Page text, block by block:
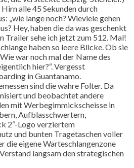
alle 45 Sekunden durch
„wie lange noch? Wieviele gehen
Hey, haben die da was geschenkt
Trailer sehe ich jetzt zum 512. Mal!
haben so leere Blicke. Ob sie
war noch mal der Name des
hier?“. Vergesst
in Guantanamo.
sind die wahre Folter. Da
und beobachtet andere
mit Werbegimmickscheisse in
Aufblasschwertern,
2“-Logo verziertem
und bunten Tragetaschen voller
die eigene Warteschlangenzone
langsam den strategischen